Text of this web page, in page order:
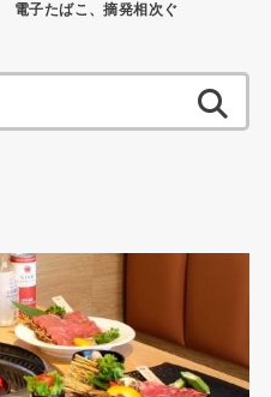
電子たばこ、摘発相次ぐ
索: